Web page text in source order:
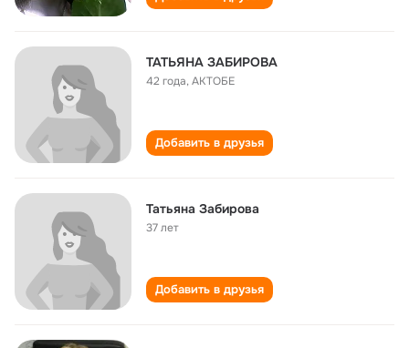
ТАТЬЯНА ЗАБИРОВА
42 года,АКТОБЕ
Добавить в друзья
Татьяна Забирова
37 лет
Добавить в друзья